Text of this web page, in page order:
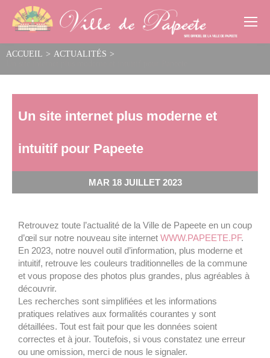
ACCUEIL > ACTUALITÉS >
Un site internet plus moderne et
intuitif pour Papeete
MAR 18 JUILLET 2023
Retrouvez toute l’actualité de la Ville de Papeete en un coup
d’œil sur notre nouveau site internet WWW.PAPEETE.PF.
En 2023, notre nouvel outil d’information, plus moderne et
intuitif, retrouve les couleurs traditionnelles de la commune
et vous propose des photos plus grandes, plus agréables à
découvrir.
Les recherches sont simplifiées et les informations
pratiques relatives aux formalités courantes y sont
détaillées. Tout est fait pour que les données soient
correctes et à jour. Toutefois, si vous constatez une erreur
ou une omission, merci de nous le signaler.
Cookies management panel